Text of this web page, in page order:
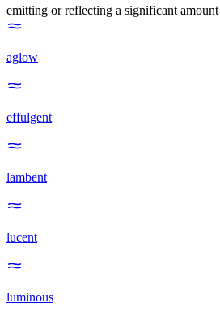
emitting or reflecting a significant
aglow
effulgent
lambent
lucent
luminous